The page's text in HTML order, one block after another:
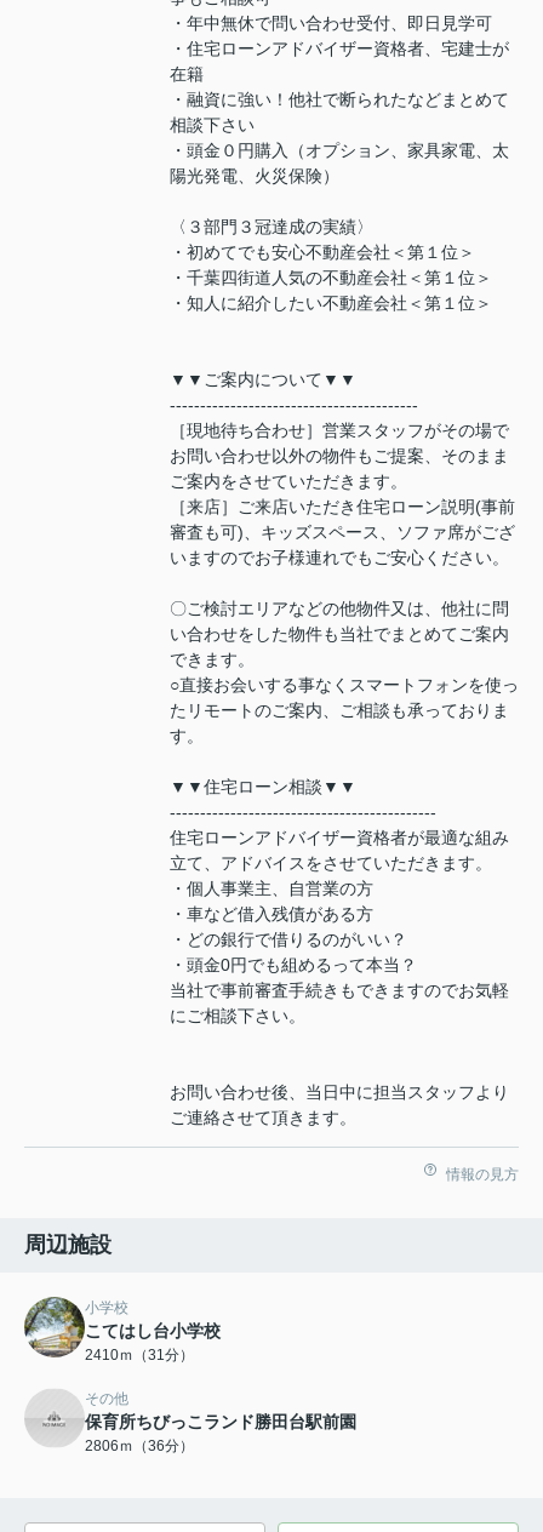
・年中無休で問い合わせ受付、即日見学可
・住宅ローンアドバイザー資格者、宅建士が
在籍
・融資に強い！他社で断られたなどまとめて
相談下さい
・頭金０円購入（オプション、家具家電、太
陽光発電、火災保険）
〈３部門３冠達成の実績〉
・初めてでも安心不動産会社＜第１位＞
・千葉四街道人気の不動産会社＜第１位＞
・知人に紹介したい不動産会社＜第１位＞
▼▼ご案内について▼▼
-----------------------------------------
［現地待ち合わせ］営業スタッフがその場で
お問い合わせ以外の物件もご提案、そのまま
ご案内をさせていただきます。
［来店］ご来店いただき住宅ローン説明(事前
審査も可)、キッズスペース、ソファ席がござ
いますのでお子様連れでもご安心ください。
〇ご検討エリアなどの他物件又は、他社に問
い合わせをした物件も当社でまとめてご案内
できます。
○直接お会いする事なくスマートフォンを使っ
たリモートのご案内、ご相談も承っておりま
す。
▼▼住宅ローン相談▼▼
--------------------------------------------
住宅ローンアドバイザー資格者が最適な組み
立て、アドバイスをさせていただきます。
・個人事業主、自営業の方
・車など借入残債がある方
・どの銀行で借りるのがいい？
・頭金0円でも組めるって本当？
当社で事前審査手続きもできますのでお気軽
にご相談下さい。
お問い合わせ後、当日中に担当スタッフより
ご連絡させて頂きます。
情報の見方
周辺施設
小学校
こてはし台小学校
2410ｍ（31分）
その他
保育所ちびっこランド勝田台駅前園
2806ｍ（36分）